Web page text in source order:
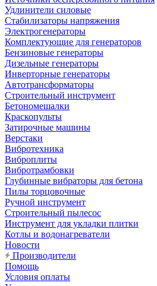
Удлинители силовые
Стабилизаторы напряжения
Электрогенераторы
Комплектующие для генераторов
Бензиновые генераторы
Дизельные генераторы
Инверторные генераторы
Автотрансформаторы
Строительный инструмент
Бетономешалки
Краскопульты
Затирочные машины
Верстаки
Вибротехника
Виброплиты
Вибротрамбовки
Глубинные вибраторы для бетона
Пилы торцовочные
Ручной инструмент
Строительный пылесос
Инструмент для укладки плитки
Котлы и водонагреватели
Новости
Производители
Помощь
Условия оплаты